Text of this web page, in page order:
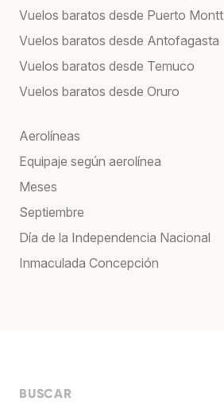
Vuelos baratos desde Puerto Montt
Vuelos baratos desde Antofagasta
Vuelos baratos desde Temuco
Vuelos baratos desde Oruro
Aerolíneas
Equipaje según aerolínea
Meses
Septiembre
Día de la Independencia Nacional
Inmaculada Concepción
BUSCAR